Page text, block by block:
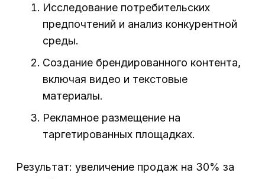
Исследование потребительских
предпочтений и анализ конкурентной
среды.
Создание брендированного контента,
включая видео и текстовые
материалы.
Рекламное размещение на
таргетированных площадках.
Результат: увеличение продаж на 30% за